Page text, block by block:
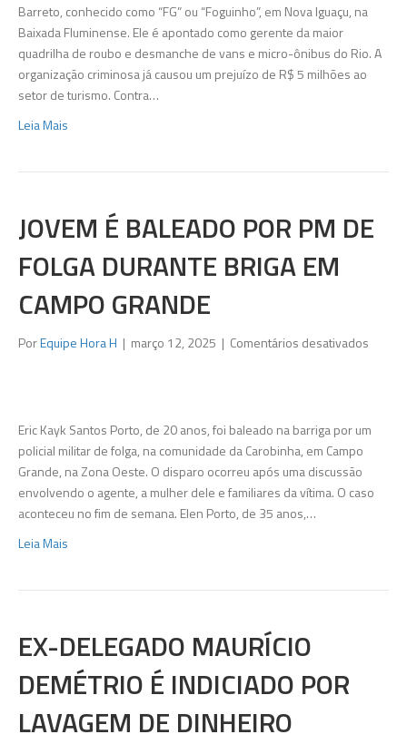
Barreto, conhecido como “FG” ou “Foguinho”, em Nova Iguaçu, na
Baixada Fluminense. Ele é apontado como gerente da maior
quadrilha de roubo e desmanche de vans e micro-ônibus do Rio. A
organização criminosa já causou um prejuízo de R$ 5 milhões ao
setor de turismo. Contra…
Leia Mais
JOVEM É BALEADO POR PM DE
FOLGA DURANTE BRIGA EM
CAMPO GRANDE
PorEquipe Hora H | março 12, 2025 | Comentários desativados
por
folga
Eric Kayk Santos Porto, de 20 anos, foi baleado na barriga por um
policial militar de folga, na comunidade da Carobinha, em Campo
Grande, na Zona Oeste. O disparo ocorreu após uma discussão
envolvendo o agente, a mulher dele e familiares da vítima. O caso
aconteceu no fim de semana. Elen Porto, de 35 anos,…
Leia Mais
EX-DELEGADO MAURÍCIO
DEMÉTRIO É INDICIADO POR
LAVAGEM DE DINHEIRO